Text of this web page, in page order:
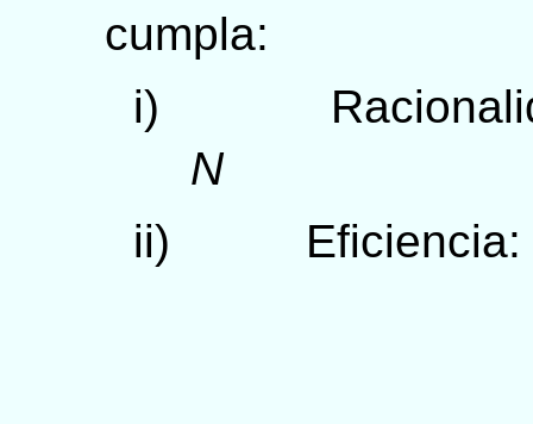
cumpla:
i)
N
ii)
Eficiencia: